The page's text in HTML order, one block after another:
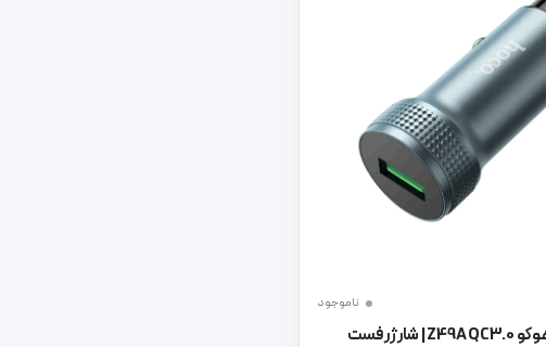
ناموجود
شارژر فندکی هوکو Z49A QC3.0 | شارژر فست